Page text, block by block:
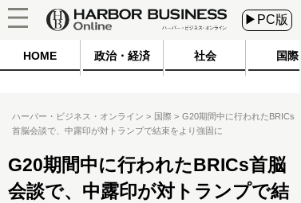
▶PC版
HOME 政治・経済 社会 国際
ハーバー・ビジネス・オンライン 国際
G20期間中に行われたBRICs
首脳会談で、中露印が対トランプで結束をより強固に
G20期間中に行われたBRICs首脳
会談で、中露印が対トランプで結